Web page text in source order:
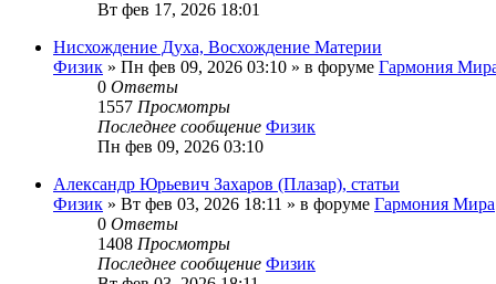
Вт фев 17, 2026 18:01
Нисхождение Духа, Восхождение Материи
Физик » Пн фев 09, 2026 03:10 » в форуме Гармония
0 Ответы
1557 Просмотры
Последнее сообщение Физик
Пн фев 09, 2026 03:10
Александр Юрьевич Захаров (Плазар), статьи
Физик » Вт фев 03, 2026 18:11 » в форуме Гармония Мира
0 Ответы
1408 Просмотры
Последнее сообщение Физик